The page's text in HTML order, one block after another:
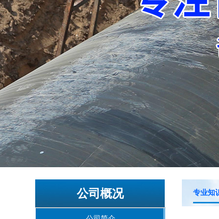
专业知
公司概况